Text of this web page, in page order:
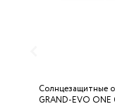
Солнцезащитные
GRAND-EVO ONE